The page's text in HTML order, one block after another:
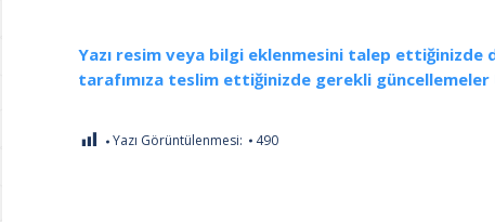
Yazı resim veya bilgi eklenmesini talep
tarafımıza teslim ettiğinizde gerekli
Yazı Görüntülenmesi: 490